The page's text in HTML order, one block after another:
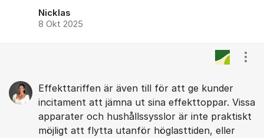
Nicklas
8 Okt 2025
Effekttariffen är även till för att ge kunder
incitament att jämna ut sina effekttoppar. Vissa
apparater och hushållssysslor är inte praktiskt
möjligt att flytta utanför höglasttiden, eller